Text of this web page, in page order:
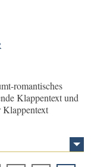
romantisches
Klappentext und
Klappentext